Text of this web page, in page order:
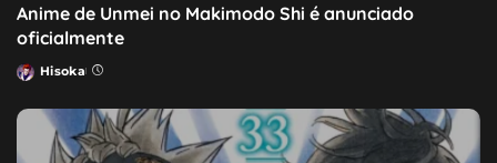
Anime de Unmei no Makimodo Shi é anunciado
oficialmente
Posted
Hisoka